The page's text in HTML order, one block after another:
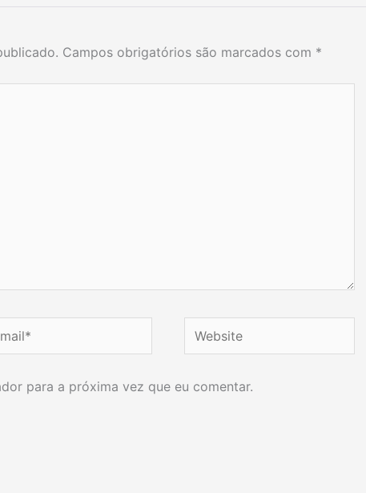
Campos obrigatórios são marcados com *
Website
para a próxima vez que eu comentar.